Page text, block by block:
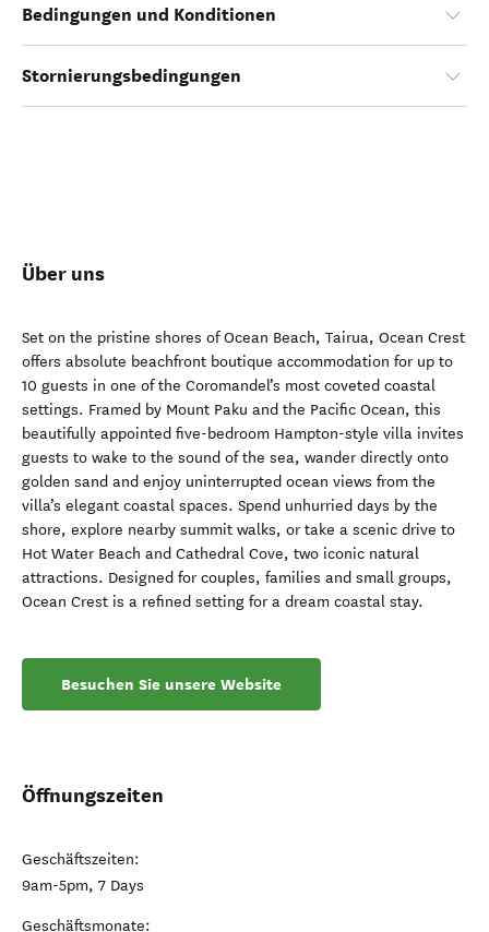
Bedingungen und Konditionen
Stornierungsbedingungen
Über uns
Set on the pristine shores of Ocean Beach, Tairua, Ocean Crest
offers absolute beachfront boutique accommodation for up to
10 guests in one of the Coromandel’s most coveted coastal
settings. Framed by Mount Paku and the Pacific Ocean, this
beautifully appointed five-bedroom Hampton-style villa invites
guests to wake to the sound of the sea, wander directly onto
golden sand and enjoy uninterrupted ocean views from the
villa’s elegant coastal spaces. Spend unhurried days by the
shore, explore nearby summit walks, or take a scenic drive to
Hot Water Beach and Cathedral Cove, two iconic natural
attractions. Designed for couples, families and small groups,
Ocean Crest is a refined setting for a dream coastal stay.
Besuchen Sie unsere Website
Öffnungszeiten
Geschäftszeiten:
9am-5pm, 7 Days
Geschäftsmonate: